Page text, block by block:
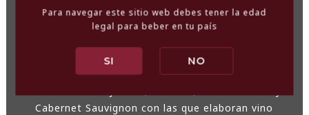
Viña Boutique ubicada en el sector de Ranquil,
1556. Es posible que sean las vides más antiguas
que se conservan en nuestro país.Produce cepas
Cabernet Sauvignon con las que elaboran vino
Para navegar este sitio web debes tener la edad
legal para beber en tu país
SI NO